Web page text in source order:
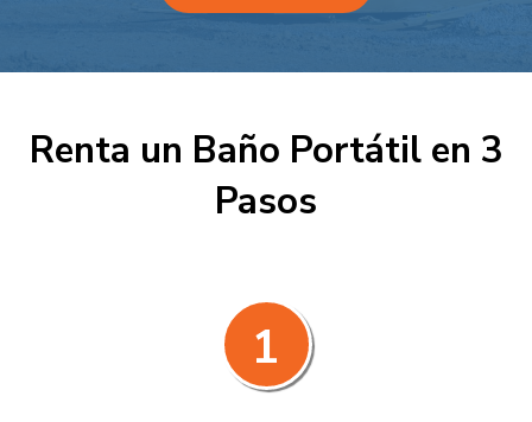
Renta un Baño Portátil en 3
Pasos
1